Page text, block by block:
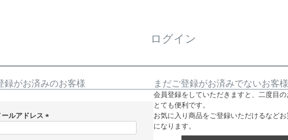
ログイン
録がお済みのお客様
ールアドレス
まだご登録がお済みでないお客様
会員登録をしていただきますと、二度目の
とても便利です。
お気に入り商品をご登録いただけるなどお
になります。